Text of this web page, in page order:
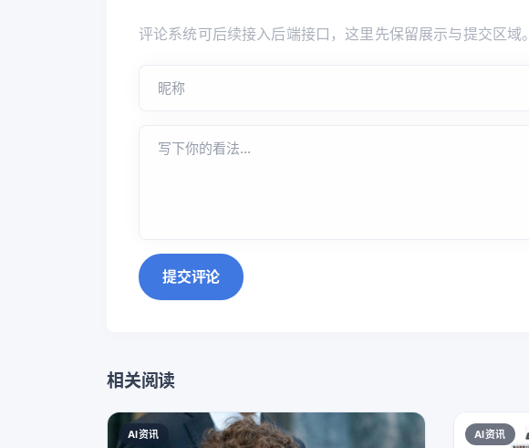
评论系统可后续接入后端接口，这里先保留展示与提交区域。
提交评论
相关阅读
AI资讯 AI资讯